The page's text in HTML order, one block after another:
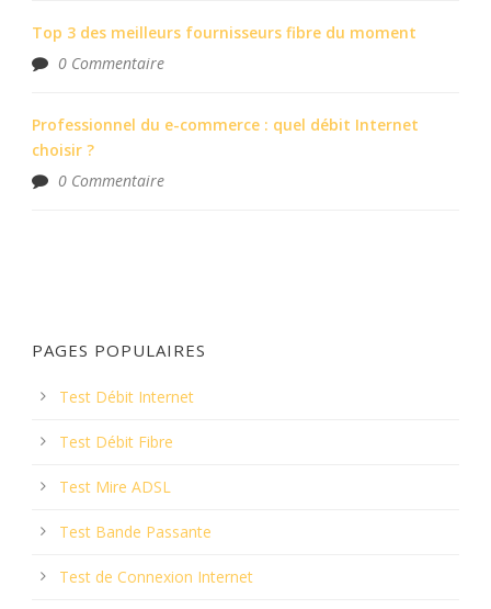
Top 3 des meilleurs fournisseurs fibre du moment
0 Commentaire
Professionnel du e-commerce : quel débit Internet
choisir ?
0 Commentaire
PAGES POPULAIRES
Test Débit Internet
Test Débit Fibre
Test Mire ADSL
Test Bande Passante
Test de Connexion Internet